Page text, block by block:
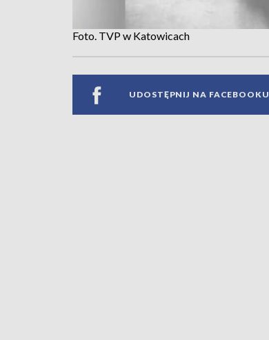
Foto. TVP w Katowicach
UDOSTĘPNIJ NA FACEBOOKU